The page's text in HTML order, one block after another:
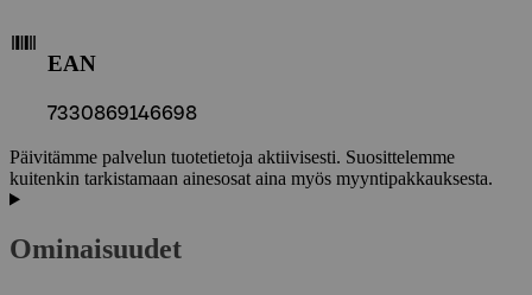
EAN
7330869146698
Päivitämme palvelun tuotetietoja aktiivisesti. Suosittelemme
kuitenkin tarkistamaan ainesosat aina myös myyntipakkauksesta.
Ominaisuudet